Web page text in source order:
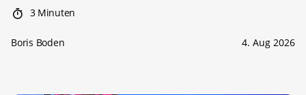
3 Minuten
Boris Boden 4. Aug 2026